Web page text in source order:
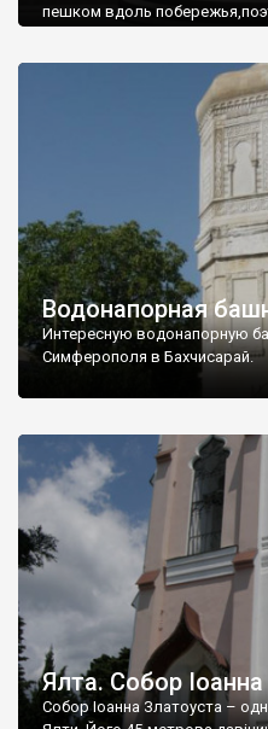
пешком вдоль
Водонапорная
Интересную водонапорную
Симферополя в Бахчисарай.
Ялта. Собор
Собор Іоанна Златоуста –